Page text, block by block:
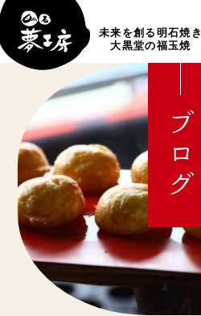
未来を創る明石焼き
大黒堂の福玉焼
ブログ